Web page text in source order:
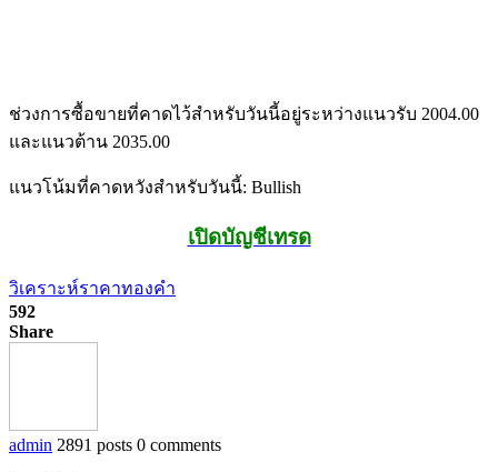
ช่วงการซื้อขายที่คาดไว้สำหรับวันนี้อยู่ระหว่างแนวรับ 2004.00
และแนวต้าน 2035.00
แนวโน้มที่คาดหวังสำหรับวันนี้: Bullish
เปิดบัญชีเทรด
วิเคราะห์ราคาทองคำ
592
Share
admin 2891 posts 0 comments